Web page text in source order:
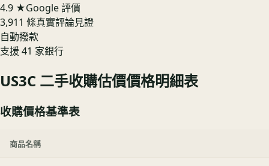
4.9 ★Google 評價
3,911 條真實評論見證
自動撥款
支援 41 家銀行
US3C 二手收購估價價格明細表
收購價格基準表
商品名稱